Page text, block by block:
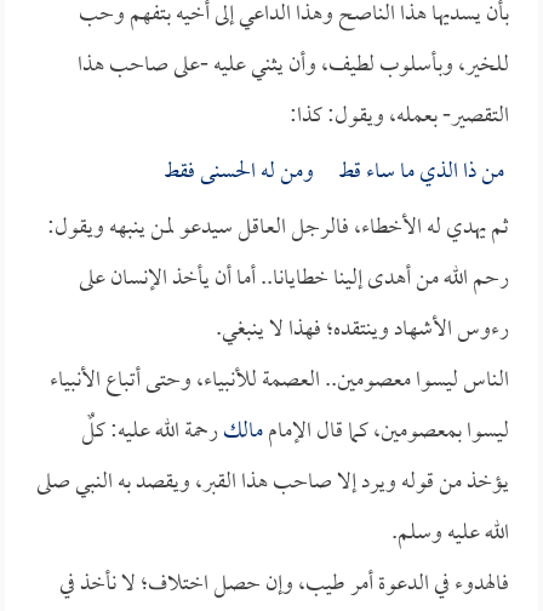
بأن يسديها هذا الناصح وهذا الداعي إلى أخيه بتفهم وحب
للخير، وبأسلوب لطيف، وأن يثني عليه -على صاحب هذا
التقصير- بعمله، ويقول: كذا:
من ذا الذي ما ساء قط ومن له الحسنى فقط
ثم يهدي له الأخطاء، فالرجل العاقل سيدعو لمن ينبهه ويقول:
رحم الله من أهدى إلينا خطايانا.. أما أن يأخذ الإنسان على
رءوس الأشهاد وينتقده؛ فهذا لا ينبغي.
الناس ليسوا معصومين.. العصمة للأنبياء، وحتى أتباع الأنبياء
ليسوا بمعصومين، كما قال الإماممالكرحمة الله عليه: كلٌ
يؤخذ من قوله ويرد إلا صاحب هذا القبر، ويقصد به النبي صلى
الله عليه وسلم.
فالهدوء في الدعوة أمر طيب، وإن حصل اختلاف؛ لا نأخذ في